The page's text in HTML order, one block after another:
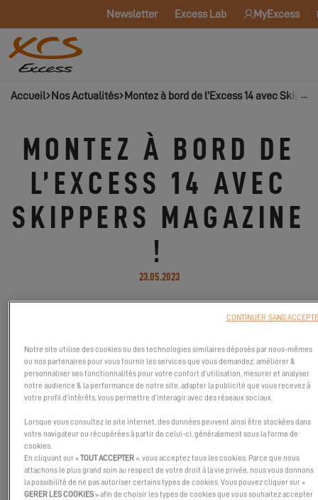
Newsletter Excess Lab MyExcess
Accueil Nos Actualités Montez à bord de l’Excess 14 avec
MONTEZ À BORD DE
L’EXCESS 14 AVEC
SKIPPERS MAGAZINE
!
23.05.2023
Retrouvez un boat tour complet de l’Excess 14
Notre site utilise des cookies ou des technologies similaires déposés par nous-mêmes
ou nos partenaires pour vous fournir les services que vous demandez, améliorer &
personnaliser ses fonctionnalités pour votre confort d’utilisation, mesurer et analyser
notre audience & la performance de notre site, adapter la publicité que vous recevez à
votre profil d’intérêts, vous permettre d’interagir avec des réseaux sociaux.
Lorsque vous consultez le site internet, des données peuvent ainsi être stockées dans
votre navigateur ou récupérées à partir de celui-ci, généralement sous la forme de
cookies.
En cliquant sur «TOUT ACCEPTER », vous acceptez tous les cookies. Parce que nous
attachons le plus grand soin au respect de votre droit à la vie privée, nous vous donnons
la possibilité de ne pas autoriser certains types de cookies. Vous pouvez cliquer sur «
GERER LES COOKIES » afin de choisir les types de cookies que vous souhaitez accepter
CONTINUER SANS